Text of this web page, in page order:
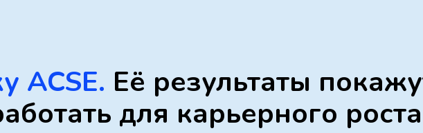
ACSE. Её результаты
для карьерного роста